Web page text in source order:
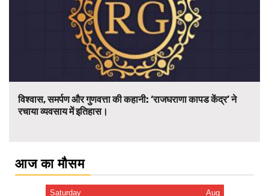
विश्वास, समर्पण और गुणवत्ता की कहानी: ‘राजघराणा कापड केंद्र’ ने
रचाया व्यवसाय में इतिहास।
आज का मौसम
Saturday Aug